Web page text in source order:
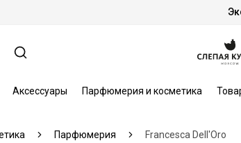
Аксессуары Парфюмерия и косметика
Парфюмерия Francesca Dell'Oro